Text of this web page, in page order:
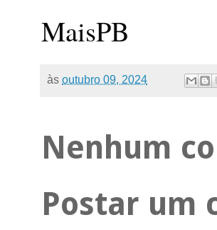
MaisPB
às outubro 09, 2024
Nenhum
Postar um